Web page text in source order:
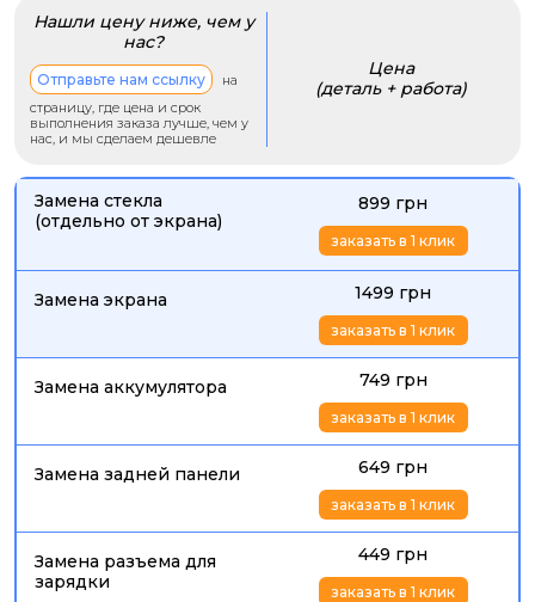
Нашли цену ниже, чем у
нас?
Отправьте нам ссылку
на
страницу, где цена и срок
выполнения заказа лучше, чем у
нас, и мы сделаем дешевле
Цена
(деталь + работа)
Замена стекла
(отдельно от экрана)
899 грн
заказать в 1 клик
Замена экрана 1499 грн
заказать в 1 клик
Замена аккумулятора 749 грн
заказать в 1 клик
Замена задней панели 649 грн
заказать в 1 клик
Замена разъема для
зарядки
449 грн
заказать в 1 клик